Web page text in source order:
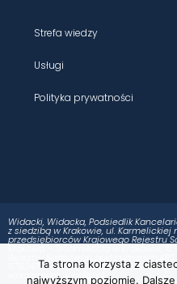
Strefa wiedzy
Usługi
Polityka prywatności
Widacki, Widacka, Podsiedlik
z siedzibą w Krakowie, ul. Karmelickiej
przedsiębiorców Krajowego Rejestru
Rejestru Sądowego pod numerem
6762472344, REGON: 123034920, o
wpłaconym w całości.
Ta strona korzysta z
najwyższym poziomie.